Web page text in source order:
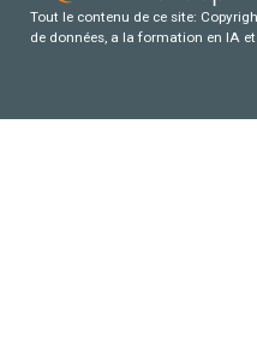
Tout le contenu de ce site:
de données, a la formation en IA